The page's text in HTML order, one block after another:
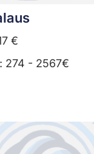
€
274 - 2567€